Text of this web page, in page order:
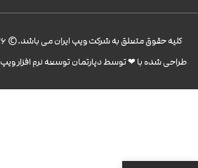
کليه حقوق متعلق به شرکت ویپ ایران می باشد.© 2026
طراحی شده با ❤︎ توسط دپارتمان توسعه نرم افزار ویپ